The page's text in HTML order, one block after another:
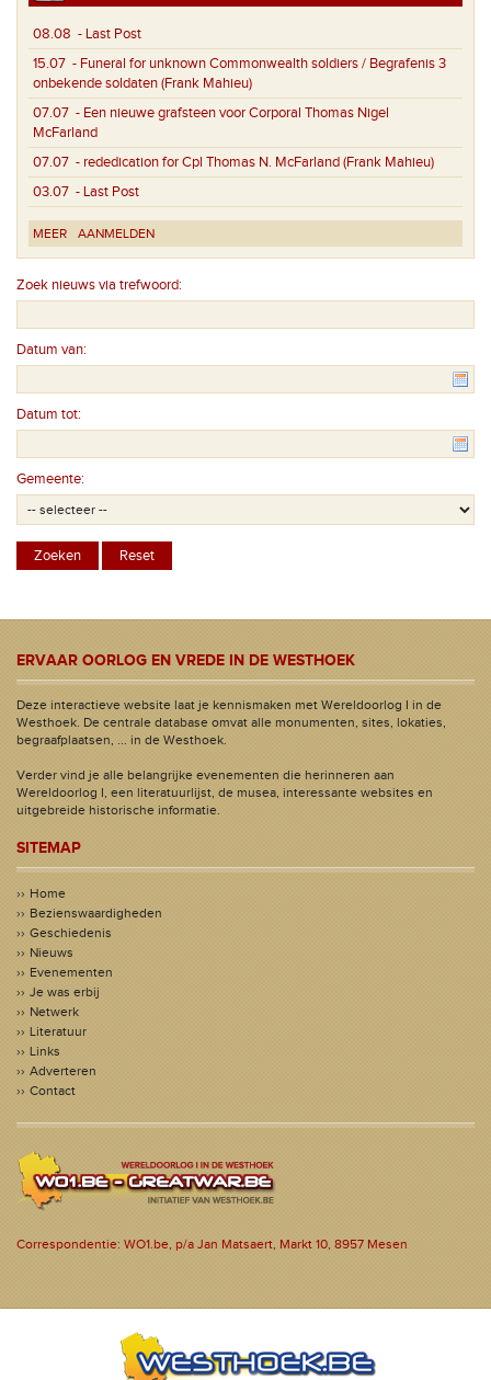
08.08 - Last Post
15.07 - Funeral for unknown Commonwealth soldiers / Begrafenis 3
onbekende soldaten (Frank Mahieu)
07.07 - Een nieuwe grafsteen voor Corporal Thomas Nigel
McFarland
07.07 - rededication for Cpl Thomas N. McFarland (Frank Mahieu)
03.07 - Last Post
MEER AANMELDEN
Zoek nieuws via trefwoord:
Datum van:
Datum tot:
Gemeente:
ERVAAR OORLOG EN VREDE IN DE WESTHOEK
Deze interactieve website laat je kennismaken met Wereldoorlog I in de
Westhoek. De centrale database omvat alle monumenten, sites, lokaties,
begraafplaatsen, ... in de Westhoek.
Verder vind je alle belangrijke evenementen die herinneren aan
Wereldoorlog I, een literatuurlijst, de musea, interessante websites en
uitgebreide historische informatie.
SITEMAP
Home
Bezienswaardigheden
Geschiedenis
Nieuws
Evenementen
Je was erbij
Netwerk
Literatuur
Links
Adverteren
Contact
Correspondentie: WO1.be, p/a Jan Matsaert, Markt 10, 8957 Mesen